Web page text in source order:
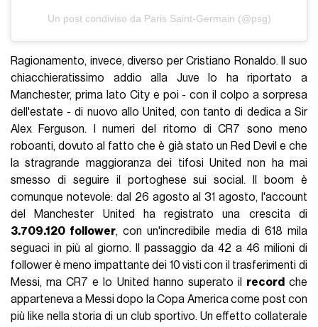
Un post condiviso da Paris Saint-Germain (@psg)
Ragionamento, invece, diverso per Cristiano Ronaldo. Il suo
chiacchieratissimo addio alla Juve lo ha riportato a
Manchester, prima lato City e poi - con il colpo a sorpresa
dell'estate - di nuovo allo United, con tanto di dedica a Sir
Alex Ferguson. I numeri del ritorno di CR7 sono meno
roboanti, dovuto al fatto che è già stato un Red Devil e che
la stragrande maggioranza dei tifosi United non ha mai
smesso di seguire il portoghese sui social. Il boom è
comunque notevole: dal 26 agosto al 31 agosto, l'account
del Manchester United ha registrato una crescita di
3.709.120 follower, con un'incredibile media di 618 mila
seguaci in più al giorno. Il passaggio da 42 a 46 milioni di
follower è meno impattante dei 10 visti con il trasferimenti di
Messi, ma CR7 e lo United hanno superato il record che
apparteneva a Messi dopo la Copa America come post con
più like nella storia di un club sportivo. Un effetto collaterale